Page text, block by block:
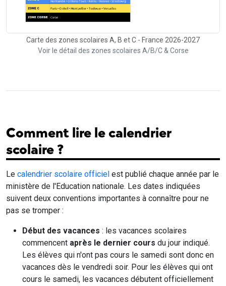
Carte des zones scolaires A, B et C - France 2026-2027
Voir le détail des zones scolaires A/B/C & Corse
Comment lire le calendrier
scolaire ?
Le calendrier scolaire officiel est publié chaque année par le
ministère de l'Education nationale. Les dates indiquées
suivent deux conventions importantes à connaître pour ne
pas se tromper :
Début des vacances : les vacances scolaires
commencent après le dernier cours du jour indiqué.
Les élèves qui n'ont pas cours le samedi sont donc en
vacances dès le vendredi soir. Pour les élèves qui ont
cours le samedi, les vacances débutent officiellement